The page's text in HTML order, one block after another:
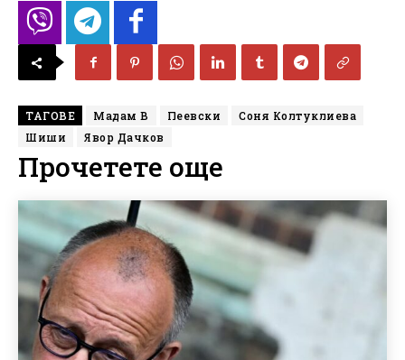
ТАГОВЕ Мадам В Пеевски
Соня Колтуклиева
Шиши
Явор Дачков
Прочетете още